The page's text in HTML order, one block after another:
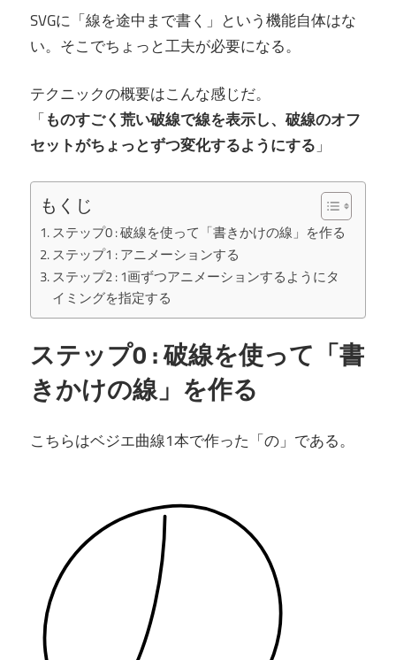
SVGに「線を途中まで書く」という機能自体はな
い。そこでちょっと工夫が必要になる。
テクニックの概要はこんな感じだ。
「ものすごく荒い破線で線を表示し、破線のオフ
セットがちょっとずつ変化するようにする」
もくじ
ステップ0 : 破線を使って「書きかけの線」を作る
ステップ1 : アニメーションする
ステップ2 : 1画ずつアニメーションするようにタ
イミングを指定する
ステップ0 : 破線を使って「書
きかけの線」を作る
こちらはベジエ曲線1本で作った「の」である。